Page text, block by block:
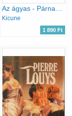
Az ágyas - Párnakönyv a középkori Japánból
Kicune
1 890 Ft